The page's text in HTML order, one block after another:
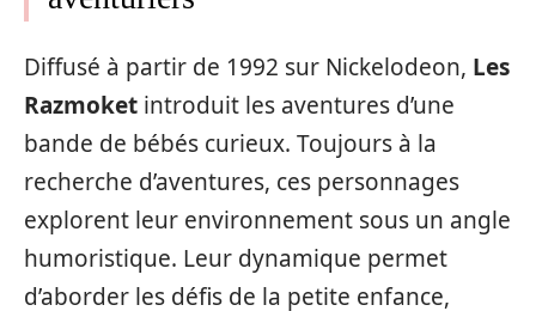
Diffusé à partir de 1992 sur Nickelodeon, Les
Razmoket introduit les aventures d’une
bande de bébés curieux. Toujours à la
recherche d’aventures, ces personnages
explorent leur environnement sous un angle
humoristique. Leur dynamique permet
d’aborder les défis de la petite enfance,